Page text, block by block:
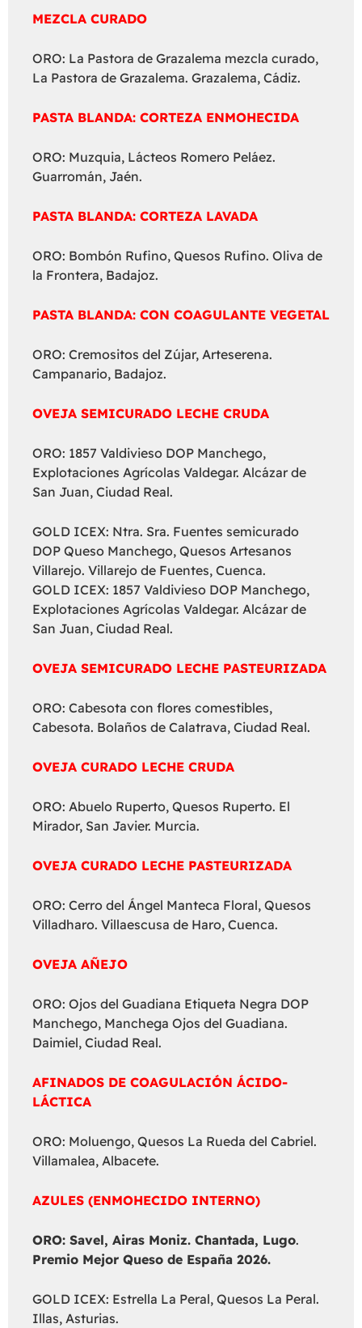
MEZCLA CURADO
ORO: La Pastora de Grazalema mezcla curado,
La Pastora de Grazalema. Grazalema, Cádiz.
PASTA BLANDA: CORTEZA ENMOHECIDA
ORO: Muzquia, Lácteos Romero Peláez.
Guarromán, Jaén.
PASTA BLANDA: CORTEZA LAVADA
ORO: Bombón Rufino, Quesos Rufino. Oliva de
la Frontera, Badajoz.
PASTA BLANDA: CON COAGULANTE VEGETAL
ORO: Cremositos del Zújar, Arteserena.
Campanario, Badajoz.
OVEJA SEMICURADO LECHE CRUDA
ORO: 1857 Valdivieso DOP Manchego,
Explotaciones Agrícolas Valdegar. Alcázar de
San Juan, Ciudad Real.
GOLD ICEX: Ntra. Sra. Fuentes semicurado
DOP Queso Manchego, Quesos Artesanos
Villarejo. Villarejo de Fuentes, Cuenca.
GOLD ICEX: 1857 Valdivieso DOP Manchego,
Explotaciones Agrícolas Valdegar. Alcázar de
San Juan, Ciudad Real.
OVEJA SEMICURADO LECHE PASTEURIZADA
ORO: Cabesota con flores comestibles,
Cabesota. Bolaños de Calatrava, Ciudad Real.
OVEJA CURADO LECHE CRUDA
ORO: Abuelo Ruperto, Quesos Ruperto. El
Mirador, San Javier. Murcia.
OVEJA CURADO LECHE PASTEURIZADA
ORO: Cerro del Ángel Manteca Floral, Quesos
Villadharo. Villaescusa de Haro, Cuenca.
OVEJA AÑEJO
ORO: Ojos del Guadiana Etiqueta Negra DOP
Manchego, Manchega Ojos del Guadiana.
Daimiel, Ciudad Real.
AFINADOS DE COAGULACIÓN ÁCIDO-
LÁCTICA
ORO: Moluengo, Quesos La Rueda del Cabriel.
Villamalea, Albacete.
AZULES (ENMOHECIDO INTERNO)
ORO: Savel, Airas Moniz. Chantada, Lugo.
Premio Mejor Queso de España 2026.
GOLD ICEX: Estrella La Peral, Quesos La Peral.
Illas, Asturias.